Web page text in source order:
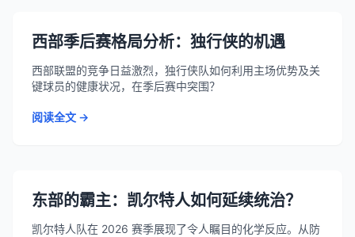
西部季后赛格局分析：独行侠的机遇
西部联盟的竞争日益激烈，独行侠队如何利用主场优势及关
键球员的健康状况，在季后赛中突围？
阅读全文 →
东部的霸主：凯尔特人如何延续统治？
凯尔特人队在 2026 赛季展现了令人瞩目的化学反应。从防